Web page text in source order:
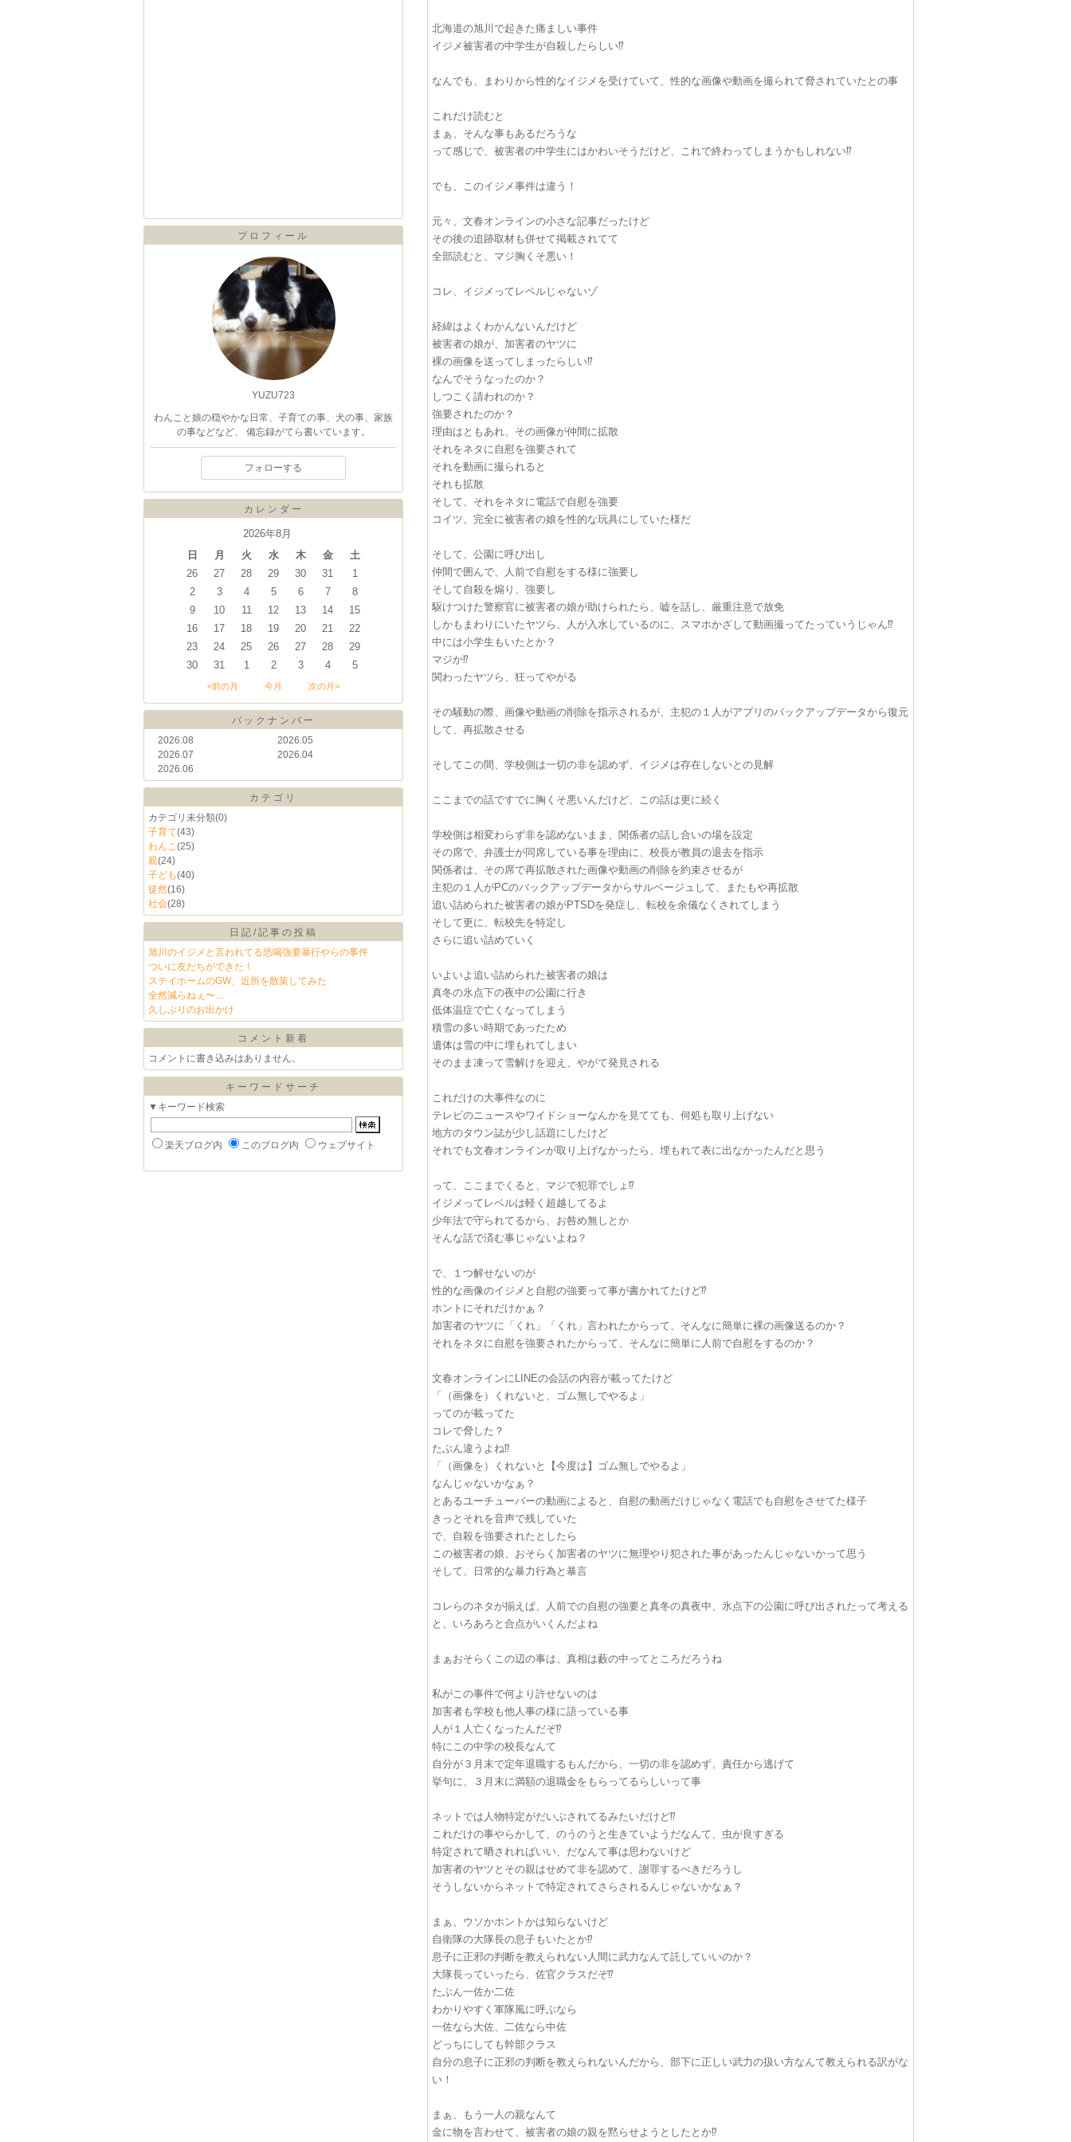
プロフィール
YUZU723
わんこと娘の穏やかな日常、子育ての事、犬の事、家族
の事などなど、 備忘録がてら書いています。
フォローする
カレンダー
2026年8月
日
月 火 水 木 金
土
26
27 28 29 30 31
1
2
3 4 5 6 7
8
9
10 11 12 13 14
15
16
17 18 19 20 21
22
23
24 25 26 27 28
29
30
31 1 2 3 4 5
<前の月 今月 次の月>
バックナンバー
2026.08
2026.07
2026.06
2026.05
2026.04
カテゴリ
カテゴリ未分類(0)
子育て(43)
わんこ(25)
親(24)
子ども(40)
徒然(16)
社会(28)
日記/記事の投稿
旭川のイジメと言われてる恐喝強要暴行やらの事件
ついに友だちができた！
ステイホームのGW、近所を散策してみた
全然減らねぇ〜…
久しぶりのお出かけ
コメント新着
コメントに書き込みはありません。
キーワードサーチ
▼キーワード検索
楽天ブログ内 このブログ内 ウェブサイト
北海道の旭川で起きた痛ましい事件
イジメ被害者の中学生が自殺したらしい⁉︎
なんでも、まわりから性的なイジメを受けていて、性的な画像や動画を撮られて脅されていたとの事
これだけ読むと
まぁ、そんな事もあるだろうな
って感じで、被害者の中学生にはかわいそうだけど、これで終わってしまうかもしれない⁉︎
でも、このイジメ事件は違う！
元々、文春オンラインの小さな記事だったけど
その後の追跡取材も併せて掲載されてて
全部読むと、マジ胸くそ悪い！
コレ、イジメってレベルじゃないゾ
経緯はよくわかんないんだけど
被害者の娘が、加害者のヤツに
裸の画像を送ってしまったらしい⁉︎
なんでそうなったのか？
しつこく請われのか？
強要されたのか？
理由はともあれ、その画像が仲間に拡散
それをネタに自慰を強要されて
それを動画に撮られると
それも拡散
そして、それをネタに電話で自慰を強要
コイツ、完全に被害者の娘を性的な玩具にしていた様だ
そして、公園に呼び出し
仲間で囲んで、人前で自慰をする様に強要し
そして自殺を煽り、強要し
駆けつけた警察官に被害者の娘が助けられたら、嘘を話し、厳重注意で放免
しかもまわりにいたヤツら、人が入水しているのに、スマホかざして動画撮ってたっていうじゃん⁉︎
中には小学生もいたとか？
マジか⁉︎
関わったヤツら、狂ってやがる
その騒動の際、画像や動画の削除を指示されるが、主犯の１人がアプリのバックアップデータから復元
して、再拡散させる
そしてこの間、学校側は一切の非を認めず、イジメは存在しないとの見解
ここまでの話ですでに胸くそ悪いんだけど、この話は更に続く
学校側は相変わらず非を認めないまま、関係者の話し合いの場を設定
その席で、弁護士が同席している事を理由に、校長が教員の退去を指示
関係者は、その席で再拡散された画像や動画の削除を約束させるが
主犯の１人がPCのバックアップデータからサルベージュして、またもや再拡散
追い詰められた被害者の娘がPTSDを発症し、転校を余儀なくされてしまう
そして更に、転校先を特定し
さらに追い詰めていく
いよいよ追い詰められた被害者の娘は
真冬の氷点下の夜中の公園に行き
低体温症で亡くなってしまう
積雪の多い時期であったため
遺体は雪の中に埋もれてしまい
そのまま凍って雪解けを迎え、やがて発見される
これだけの大事件なのに
テレビのニュースやワイドショーなんかを見てても、何処も取り上げない
地方のタウン誌が少し話題にしたけど
それでも文春オンラインが取り上げなかったら、埋もれて表に出なかったんだと思う
って、ここまでくると、マジで犯罪でしょ⁉︎
イジメってレベルは軽く超越してるよ
少年法で守られてるから、お咎め無しとか
そんな話で済む事じゃないよね？
で、１つ解せないのが
性的な画像のイジメと自慰の強要って事が書かれてたけど⁉︎
ホントにそれだけかぁ？
加害者のヤツに「くれ」「くれ」言われたからって、そんなに簡単に裸の画像送るのか？
それをネタに自慰を強要されたからって、そんなに簡単に人前で自慰をするのか？
文春オンラインにLINEの会話の内容が載ってたけど
「（画像を）くれないと、ゴム無しでやるよ」
ってのが載ってた
コレで脅した？
たぶん違うよね⁉︎
「（画像を）くれないと【今度は】ゴム無しでやるよ」
なんじゃないかなぁ？
とあるユーチューバーの動画によると、自慰の動画だけじゃなく電話でも自慰をさせてた様子
きっとそれを音声で残していた
で、自殺を強要されたとしたら
この被害者の娘、おそらく加害者のヤツに無理やり犯された事があったんじゃないかって思う
そして、日常的な暴力行為と暴言
コレらのネタが揃えば、人前での自慰の強要と真冬の真夜中、氷点下の公園に呼び出されたって考える
と、いろあろと合点がいくんだよね
まぁおそらくこの辺の事は、真相は藪の中ってところだろうね
私がこの事件で何より許せないのは
加害者も学校も他人事の様に語っている事
人が１人亡くなったんだぞ⁉︎
特にこの中学の校長なんて
自分が３月末で定年退職するもんだから、一切の非を認めず、責任から逃げて
挙句に、３月末に満額の退職金をもらってるらしいって事
ネットでは人物特定がだいぶされてるみたいだけど⁉︎
これだけの事やらかして、のうのうと生きていようだなんて、虫が良すぎる
特定されて晒されればいい、だなんて事は思わないけど
加害者のヤツとその親はせめて非を認めて、謝罪するべきだろうし
そうしないからネットで特定されてさらされるんじゃないかなぁ？
まぁ、ウソかホントかは知らないけど
自衛隊の大隊長の息子もいたとか⁉︎
息子に正邪の判断を教えられない人間に武力なんて託していいのか？
大隊長っていったら、佐官クラスだぞ⁉︎
たぶん一佐か二佐
わかりやすく軍隊風に呼ぶなら
一佐なら大佐、二佐なら中佐
どっちにしても幹部クラス
自分の息子に正邪の判断を教えられないんだから、部下に正しい武力の扱い方なんて教えられる訳がな
い！
まぁ、もう一人の親なんて
金に物を言わせて、被害者の娘の親を黙らせようとしたとか⁉︎